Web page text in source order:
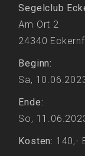
Segelclub
Am Ort 2
24340
Beginn:
Sa,
Ende:
So,
Kosten: 140,-